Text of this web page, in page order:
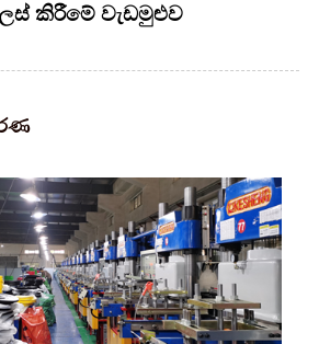
කිරීමේ වැඩමුළුව